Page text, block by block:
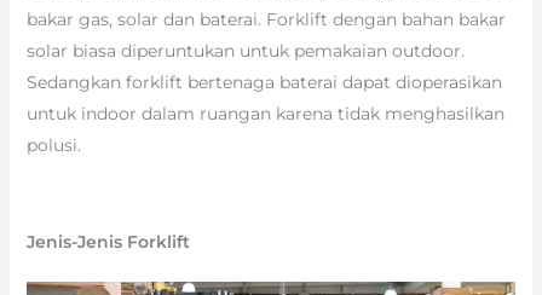
bakar gas, solar dan baterai. Forklift dengan bahan bakar
solar biasa diperuntukan untuk pemakaian outdoor.
Sedangkan forklift bertenaga baterai dapat dioperasikan
untuk indoor dalam ruangan karena tidak menghasilkan
polusi.
Jenis-Jenis Forklift